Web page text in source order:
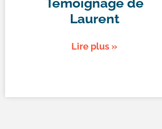
Laurent
Lire plus »